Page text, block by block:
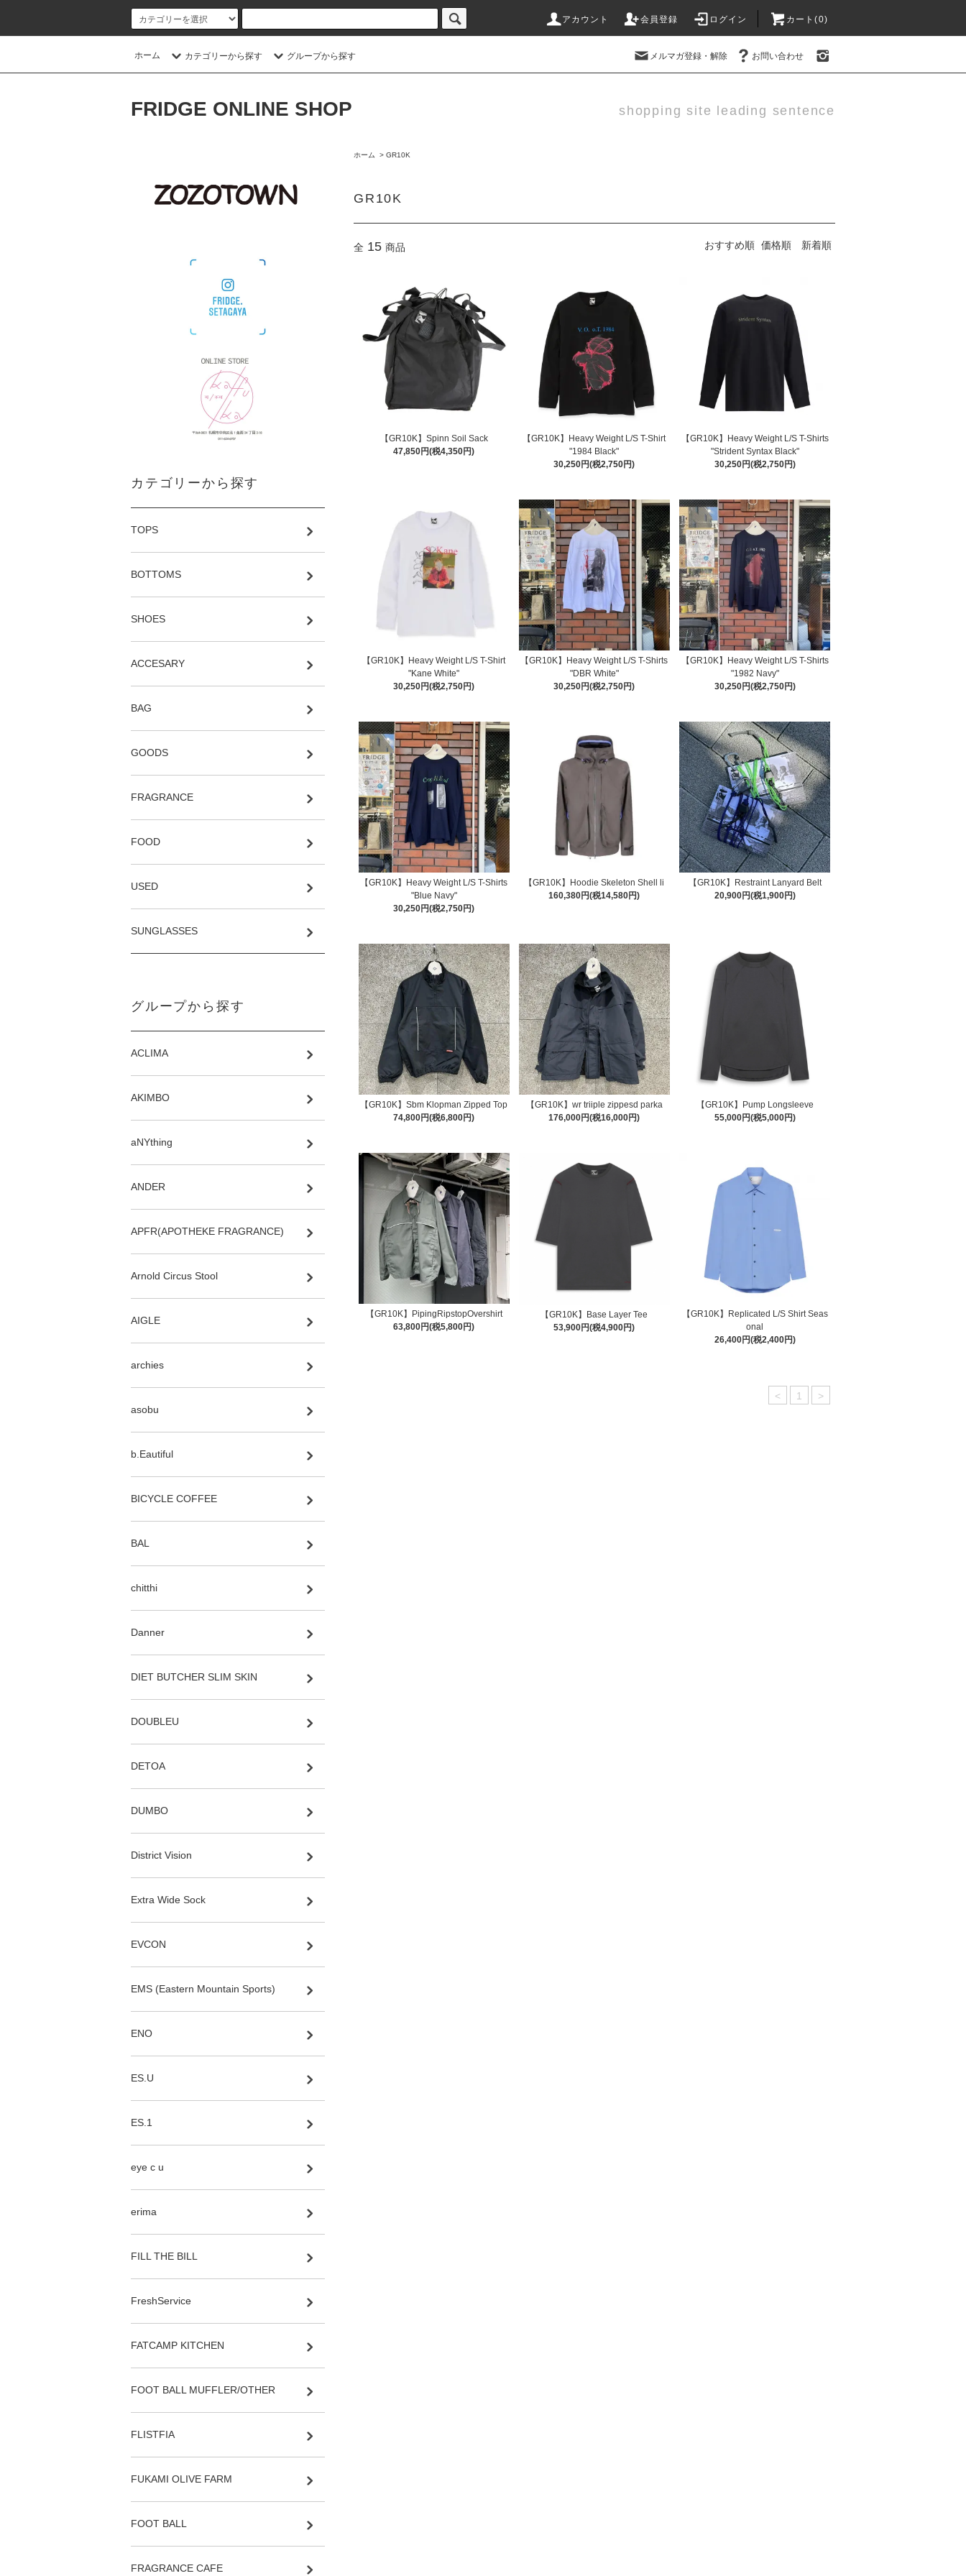
アカウント 会員登録 ログイン カート(0)
ホーム カテゴリーから探す グループから探す メルマガ登録・解除 お問い合わせ
FRIDGE ONLINE SHOP shopping site leading sentence
ホーム > GR10K
GR10K
全 15 商品 おすすめ順 価格順 新着順
【GR10K】Spinn Soil Sack
47,850円(税4,350円)
【GR10K】Heavy Weight L/S T-Shirt
"1984 Black"
30,250円(税2,750円)
【GR10K】Heavy Weight L/S T-Shirts
"Strident Syntax Black"
30,250円(税2,750円)
【GR10K】Heavy Weight L/S T-Shirt
"Kane White"
30,250円(税2,750円)
【GR10K】Heavy Weight L/S T-Shirts
"DBR White"
30,250円(税2,750円)
【GR10K】Heavy Weight L/S T-Shirts
"1982 Navy"
30,250円(税2,750円)
【GR10K】Heavy Weight L/S T-Shirts
"Blue Navy"
30,250円(税2,750円)
【GR10K】Hoodie Skeleton Shell li
160,380円(税14,580円)
【GR10K】Restraint Lanyard Belt
20,900円(税1,900円)
【GR10K】Sbm Klopman Zipped Top
74,800円(税6,800円)
【GR10K】wr triiple zippesd parka
176,000円(税16,000円)
【GR10K】Pump Longsleeve
55,000円(税5,000円)
【GR10K】PipingRipstopOvershirt
63,800円(税5,800円)
【GR10K】Base Layer Tee
53,900円(税4,900円)
【GR10K】Replicated L/S Shirt Seas
onal
26,400円(税2,400円)
< 1 >
カテゴリーから探す
TOPS
BOTTOMS
SHOES
ACCESARY
BAG
GOODS
FRAGRANCE
FOOD
USED
SUNGLASSES
グループから探す
ACLIMA
AKIMBO
aNYthing
ANDER
APFR(APOTHEKE FRAGRANCE)
Arnold Circus Stool
AIGLE
archies
asobu
b.Eautiful
BICYCLE COFFEE
BAL
chitthi
Danner
DIET BUTCHER SLIM SKIN
DOUBLEU
DETOA
DUMBO
District Vision
Extra Wide Sock
EVCON
EMS (Eastern Mountain Sports)
ENO
ES.U
ES.1
eye c u
erima
FILL THE BILL
FreshService
FATCAMP KITCHEN
FOOT BALL MUFFLER/OTHER
FLISTFIA
FUKAMI OLIVE FARM
FOOT BALL
FRAGRANCE CAFE